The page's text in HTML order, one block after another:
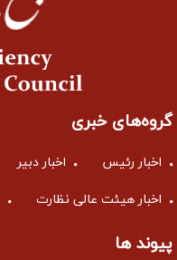
گروه‌های خبری
اخبار رئیس اخبار دبیر
اخبار هیئت عالی نظارت
پیوند ها